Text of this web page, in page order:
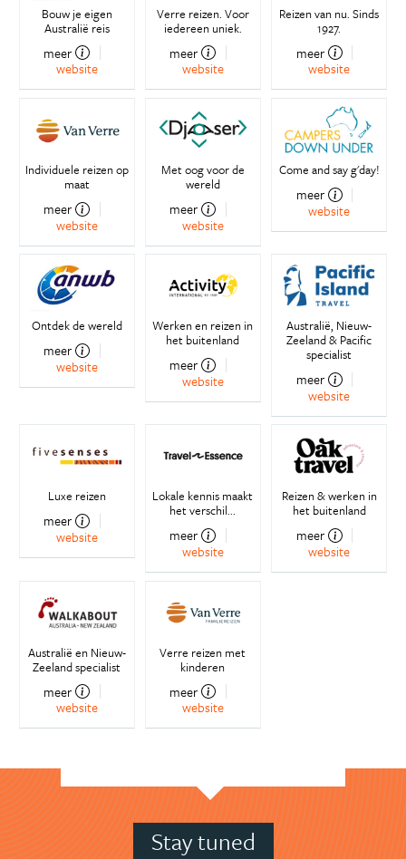
Bouw je eigen
Australië reis
meer
website
Verre reizen. Voor
iedereen uniek.
meer
website
Reizen van nu. Sinds
1927.
meer
website
Individuele reizen op
maat
meer
website
Met oog voor de
wereld
meer
website
Come and say g'day!
meer
website
Ontdek de wereld
meer
website
Werken en reizen in
het buitenland
meer
website
Australië, Nieuw-
Zeeland & Pacific
specialist
meer
website
Luxe reizen
meer
website
Lokale kennis maakt
het verschil...
meer
website
Reizen & werken in
het buitenland
meer
website
Australië en Nieuw-
Zeeland specialist
meer
website
Verre reizen met
kinderen
meer
website
Stay tuned